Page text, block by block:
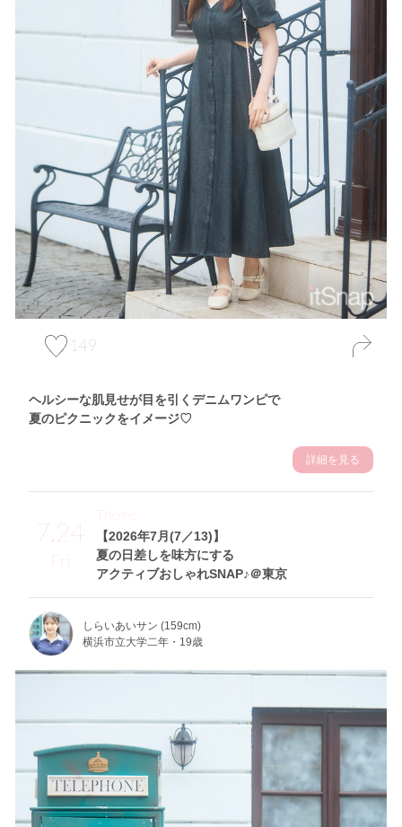
149
ヘルシーな肌見せが目を引くデニムワンピで
夏のピクニックをイメージ♡
詳細を見る
7.24
Fri
【2026年7月(7／13)】
夏の日差しを味方にする
アクティブおしゃれSNAP♪＠東京
Theme
しらいあいサン (159cm)
横浜市立大学二年・19歳